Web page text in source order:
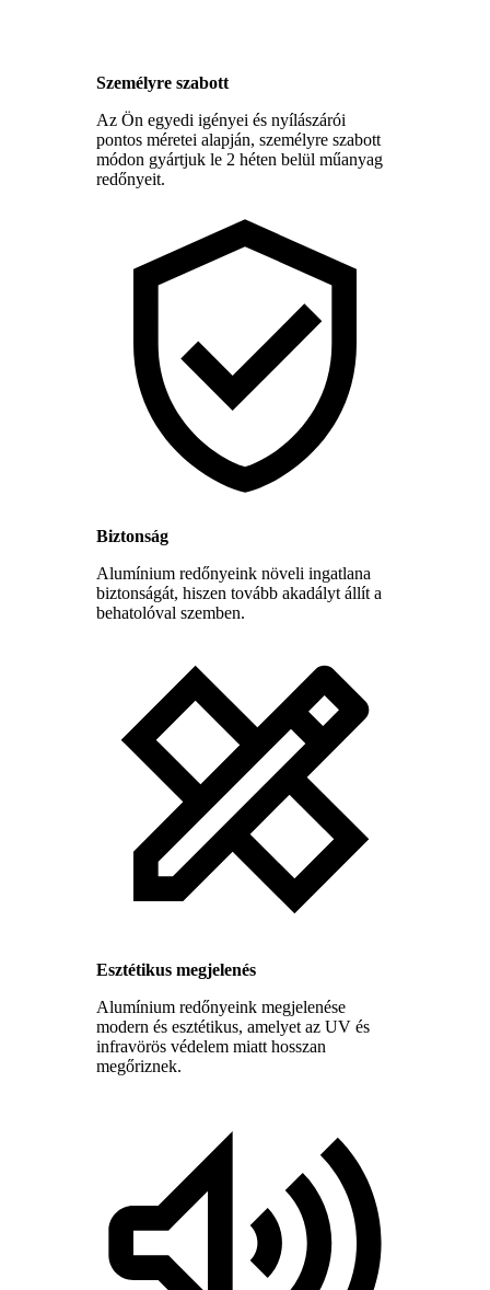
Személyre szabott
Az Ön egyedi igényei és nyílászárói
pontos méretei alapján, személyre szabott
módon gyártjuk le 2 héten belül műanyag
redőnyeit.
Biztonság
Alumínium redőnyeink növeli ingatlana
biztonságát, hiszen tovább akadályt állít a
behatolóval szemben.
Esztétikus megjelenés
Alumínium redőnyeink megjelenése
modern és esztétikus, amelyet az UV és
infravörös védelem miatt hosszan
megőriznek.